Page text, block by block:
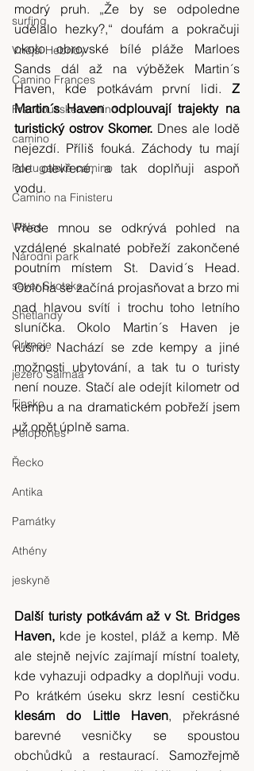
surfing
Vnější Hebridy
Camino Frances
Francouzské camino
camino
Portugalské camino
Camino na Finisteru
Wales
Národní park
sever Skotska
Shetlandy
Orkneje
jezero Saimaa
Finsko
Pelopones
Řecko
Antika
Památky
Athény
jeskyně
modrý pruh. „Že by se odpoledne
udělalo hezky?,“ doufám a pokračuji
okolo obrovské bílé pláže Marloes
Sands dál až na výběžek Martin´s
Haven, kde potkávám první lidi. Z
Martin´s Haven odplouvají trajekty na
turistický ostrov Skomer. Dnes ale lodě
nejezdí. Příliš fouká. Záchody tu mají
ale otevřené, a tak doplňuji aspoň
vodu.
Přede mnou se odkrývá pohled na
vzdálené skalnaté pobřeží zakončené
poutním místem St. David´s Head.
Obloha se začíná projasňovat a brzo mi
nad hlavou svítí i trochu toho letního
sluníčka. Okolo Martin´s Haven je
rušno. Nachází se zde kempy a jiné
možnosti ubytování, a tak tu o turisty
není nouze. Stačí ale odejít kilometr od
kempu a na dramatickém pobřeží jsem
už opět úplně sama.
Další turisty potkávám až v St. Bridges
Haven, kde je kostel, pláž a kemp. Mě
ale stejně nejvíc zajímají místní toalety,
kde vyhazuji odpadky a doplňuji vodu.
klesám do Little Haven, překrásné
barevné vesničky se spoustou
obchůdků a restaurací. Samozřejmě